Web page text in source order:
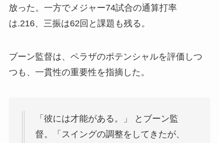
放った。一方でメジャー74試合の通算打率
は.216、三振は62回と課題も残る。
ブーン監督は、ペラザのポテンシャルを評価しつ
つも、一貫性の重要性を指摘した。
「彼には才能がある。」 とブーン監
督。「スイングの調整をしてきたが、